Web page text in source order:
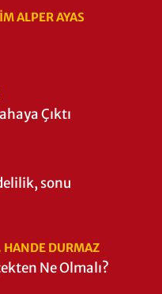
ALPER AYAS
Çıktı
sonu
DURMAZ
Ne Olmalı?